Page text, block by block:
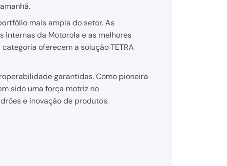
mais ampla do setor. As
internas da Motorola e as melhores
oferecem a solução TETRA
garantidas. Como pioneira
sido uma força motriz no
e inovação de produtos.